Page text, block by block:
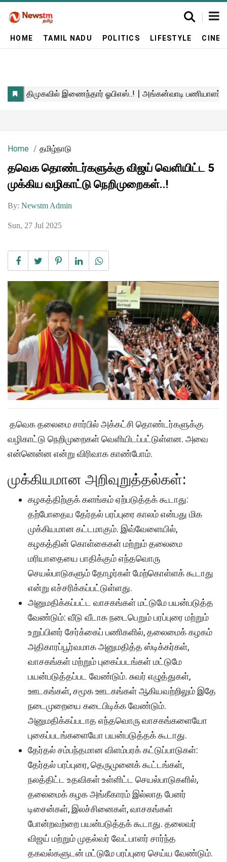
HOME TAMIL NADU POLITICS LIFESTYLE
Home தமிழ்நாடு
தவெக தொண்டர்களுக்கு விஜய் வெளியிட்ட 5
முக்கிய வழிகாட்டு நெறிமுறைகள்..!
By: Newstm Admin
Sun, 27 Jul 2025
தவெக தலைமை சார்பில் அக்கட்சி தொண்டர்களுக்கு
வழிகாட்டு நெறிமுறைகள் வெளியிடப்பட்டுள்ளன. அவை
என்னென்ன என்று விரிவாக காண்போம்.
முக்கியமான அறிவுறுத்தல்கள்:
கழகத்திற்குக் களங்கம் ஏற்படுத்தக் கூடாது:
தற்போதைய தேர்தல் பரப்புரை காலம் என்பது மிக
முக்கியமான கட்டமாகும். இவ்வேளையில்,
கழகத்தின் கொள்கைகள் மற்றும் தலைமை
மரியாதையை பாதிக்கும் எந்தவொரு
செயல்பாடுகளும் தோழர்கள் மேற்கொள்ளக் கூடாது
என்று எச்சரிக்கப்பட்டுள்ளது.
அனுமதிக்கப்பட்ட வாசகங்கள் மட்டுமே பயன்படுத்த
வேண்டும்: வீடு வீடாக நடைபெறும் பரப்புரை மற்றும்
உறுப்பினர் சேர்க்கைப் பணிகளில், தலைமைக் கழகம்
அதிகாரப்பூர்வமாக அனுமதித்த ஸ்டிக்கர்கள்,
வாசகங்கள் மற்றும் புகைப்படங்கள் மட்டுமே
பயன்படுத்தப்பட வேண்டும். சுவர் எழுத்துகள்,
ஊடகங்கள், சமூக ஊடகங்கள் ஆகியவற்றிலும் இதே
நடைமுறையை கடைபிடிக்க வேண்டும்.
அனுமதிக்கப்படாத எந்தவொரு வாசகங்களையோ
புகைப்படங்களையோ பயன்படுத்தக் கூடாது.
தேர்தல் சம்பந்தமான விளம்பரக் கட்டுப்பாடுகள்:
தேர்தல் பரப்புரை, தெருமுனைக் கூட்டங்கள்,
நலத்திட்ட உதவிகள் உள்ளிட்ட செயல்பாடுகளில்,
தலைமைக் கழக அங்கீகாரம் இல்லாத பேனர்
டிசைன்கள், இலச்சினைகள், வாசகங்கள்
போன்றவற்றை பயன்படுத்தக் கூடாது. தலைவர்
விஜய் மற்றும் முதல்வர் வேட்பாளர் சார்ந்த
தகவல்களுடன் மட்டுமே பரப்புரை செய்ய வேண்டும்.